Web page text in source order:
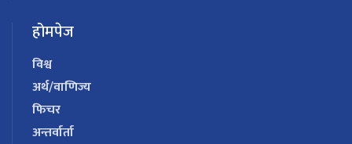
होमपेज
विश्व
अर्थ/वाणिज्य
फिचर
अन्तर्वार्ता